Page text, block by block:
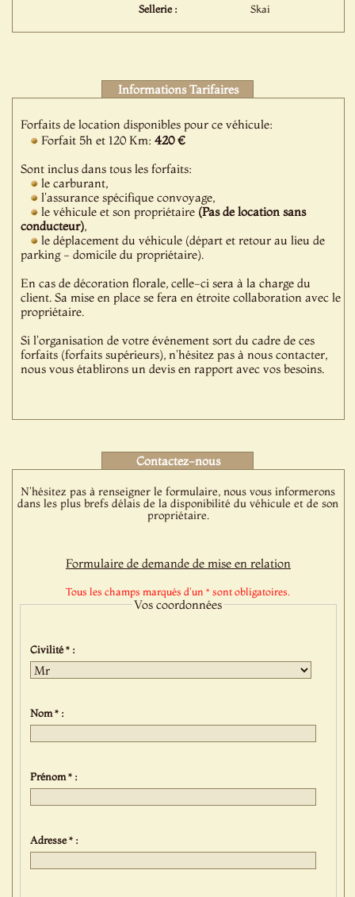
Sellerie :
Skai
Informations Tarifaires
Forfaits de location disponibles pour ce véhicule:
Forfait 5h et 120 Km:420 €
Sont inclus dans tous les forfaits:
le carburant,
l'assurance spécifique convoyage,
le véhicule et son propriétaire (Pas de location sans
conducteur),
le déplacement du véhicule (départ et retour au lieu de
parking - domicile du propriétaire).
En cas de décoration florale, celle-ci sera à la charge du
client. Sa mise en place se fera en étroite collaboration avec le
propriétaire.
Si l'organisation de votre événement sort du cadre de ces
forfaits (forfaits supérieurs), n'hésitez pas à nous contacter,
nous vous établirons un devis en rapport avec vos besoins.
Contactez-nous
N'hésitez pas à renseigner le formulaire, nous vous informerons
dans les plus brefs délais de la disponibilité du véhicule et de son
propriétaire.
Formulaire de demande de mise en relation
Tous les champs marqués d'un * sont obligatoires.
Vos coordonnées
Civilité * :
Nom * :
Prénom * :
Adresse * :